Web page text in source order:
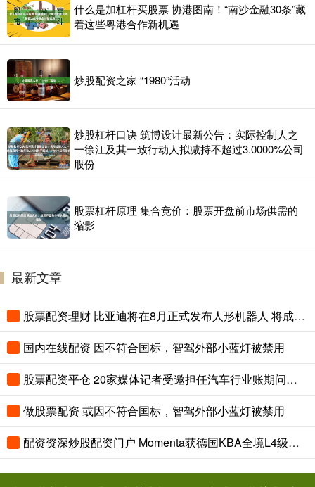
什么是加杠杆买股票 协港图南！“南沙金融30条”藏
着这些粤港合作新机遇
炒股配资之家 “1980”活动
炒股杠杆口诀 筑博设计最新公告：实际控制人之
一徐江及其一致行动人拟减持不超过3.0000%公司
股份
股票杠杆原理 集合竞价：股票开盘前市场供需的
缩影
最新文章
股票配资理财 比亚迪将在8月正式发布人形机器人 将成为门店销售？
国内在线配资 因不符合国标，智驾外部小蓝灯被禁用
股票配资平仓 20家媒体记者受邀担任汽车行业账期问题监督员
做股票配资 或因不符合国标，智驾外部小蓝灯被禁用
配资资深炒股配资门户 Momenta获德国KBA全境L4级自动驾驶测试许可